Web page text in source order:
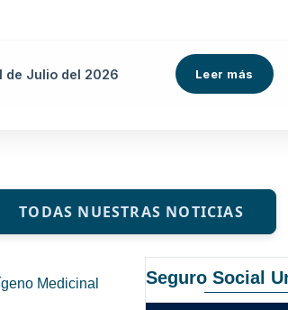
de Julio del 2026 Leer más
TODAS NUESTRAS NOTICIAS
Medicinal
Seguro Social